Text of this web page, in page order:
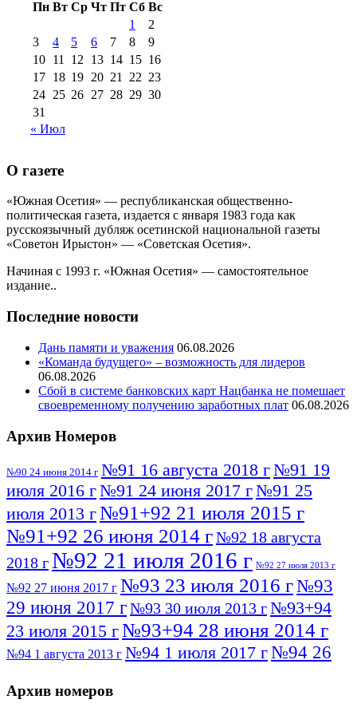
августа 2012 г(11)
августа 2013 г
(12)
Пн Вт Ср Чт Пт Сб Вс
1
2
3
4 5 6 7 8
9
10 11 12 13 14 15 16
17 18 19 20 21 22 23
24 25 26 27 28 29 30
31
« Июл
О газете
«Южная Осетия» — республиканская общественно-
политическая газета, издается с января 1983 года как
русскоязычный дубляж осетинской национальной газеты
«Советон Ирыстон» — «Советская Осетия».
Начиная с 1993 г. «Южная Осетия» — самостоятельное
издание..
Последние новости
Дань памяти и уважения 06.08.2026
«Команда будущего» – возможность для лидеров
06.08.2026
Сбой в системе банковских карт Нацбанка не помешает
своевременному получению заработных плат 06.08.2026
Архив Номеров
№90 24 июня 2014 г №91 16 августа 2018 г№91 19
июля 2016 г№91 24 июня 2017 г№91 25
июля 2013 г№91+92 21 июля 2015 г
№91+92 26 июня 2014 г№92 18 августа
2018 г№92 21 июля 2016 г №92 27 июля 2013 г
№92 27 июня 2017 г №93 23 июля 2016 г№93
29 июня 2017 г№93 30 июля 2013 г№93+94
23 июля 2015 г№93+94 28 июня 2014 г
№94 1 августа 2013 г №94 1 июля 2017 г№94 26
№95 7 августа 2012 г
Архив номеров